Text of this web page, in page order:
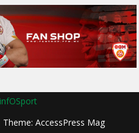
infOSport
Theme: AccessPress Mag